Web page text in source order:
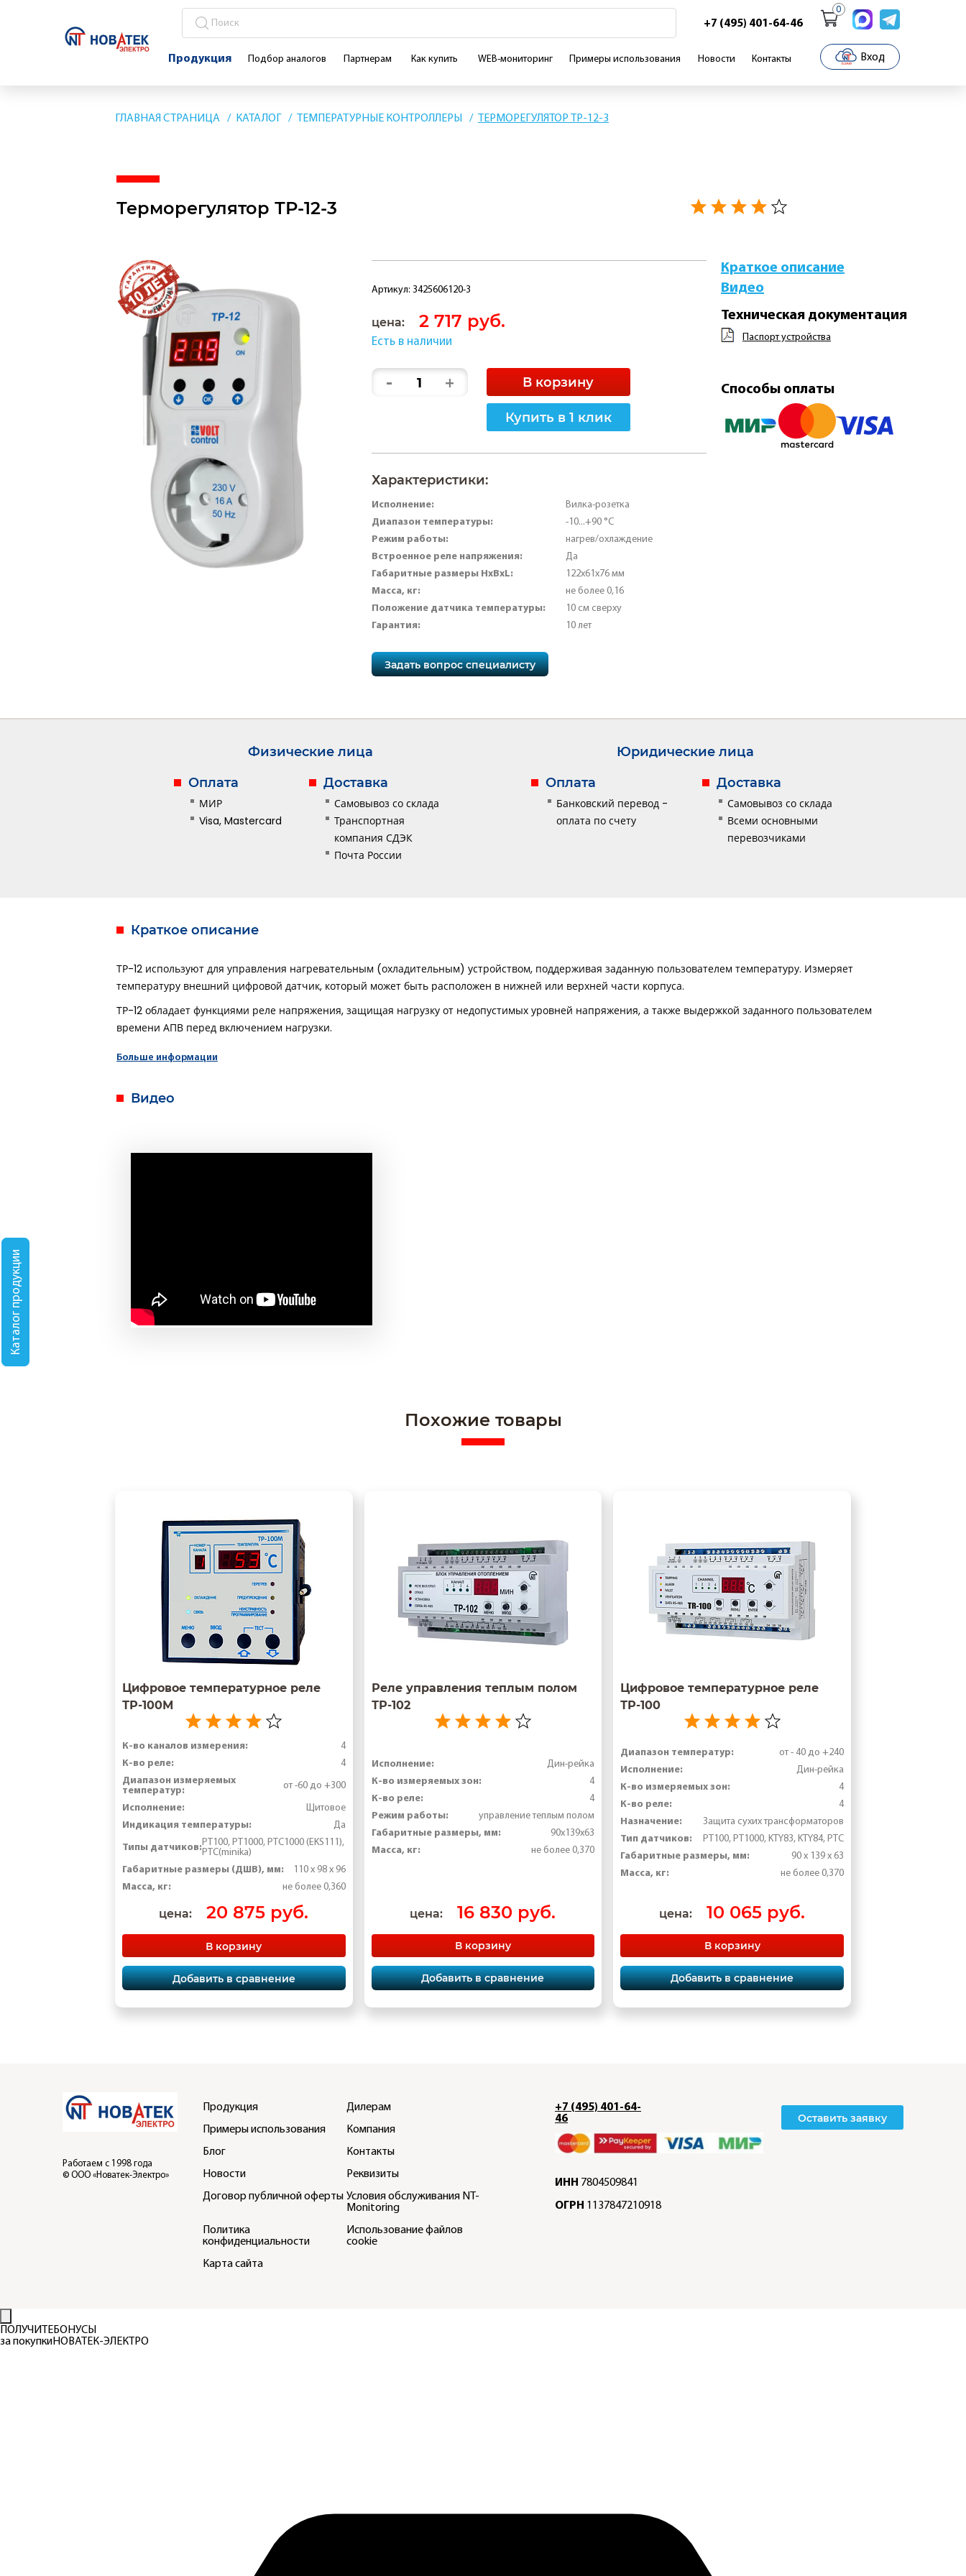
+7 (495) 401-64-46
Продукция Подбор аналогов Партнерам Как купить WEB-мониторинг Примеры использования Новости Контакты
0
Вход
ГЛАВНАЯ СТРАНИЦА КАТАЛОГ ТЕМПЕРАТУРНЫЕ КОНТРОЛЛЕРЫ ТЕРМОРЕГУЛЯТОР ТР-12-3
Каталог продукции
Терморегулятор ТР-12-3
Артикул: 3425606120-3
цена: 2 717 руб.
Есть в наличии
- + В корзину
Купить в 1 клик
Характеристики:
Исполнение: Вилка-розетка
Диапазон температуры: -10...+90 °С
Режим работы: нагрев/охлаждение
Встроенное реле напряжения: Да
Габаритные размеры НхВхL: 122x61x76 мм
Масса, кг: не более 0,16
Положение датчика температуры: 10 см сверху
Гарантия: 10 лет
Задать вопрос специалисту
Краткое описание
Видео
Техническая документация
Паспорт устройства
Способы оплаты
Физические лица
Оплата
МИР
Visa, Mastercard
Доставка
Самовывоз со склада
Транспортная
компания СДЭК
Почта России
Юридические лица
Оплата
Банковский перевод -
оплата по счету
Доставка
Самовывоз со склада
Всеми основными
перевозчиками
Краткое описание
ТР-12 используют для управления нагревательным (охладительным) устройством, поддерживая заданную пользователем температуру. Измеряет
температуру внешний цифровой датчик, который может быть расположен в нижней или верхней части корпуса.
ТР-12 обладает функциями реле напряжения, защищая нагрузку от недопустимых уровней напряжения, а также выдержкой заданного пользователем
времени АПВ перед включением нагрузки.
Больше информации
Видео
Похожие товары
Цифровое температурное реле
ТР-100М
К-во каналов измерения: 4
К-во реле: 4
Диапазон измеряемых
температур:
от -60 до +300
Исполнение: Щитовое
Индикация температуры: Да
Типы датчиков:РТ100, PT1000, PTC1000 (EKS111),
PTC(minika)
Габаритные размеры (ДШВ), мм: 110 x 98 x 96
Масса, кг: не более 0,360
цена: 20 875 руб.
В корзину
Добавить в сравнение
Реле управления теплым полом
ТР-102
Исполнение: Дин-рейка
К-во измеряемых зон: 4
К-во реле: 4
Режим работы: управление теплым полом
Габаритные размеры, мм: 90х139х63
Масса, кг: не более 0,370
цена: 16 830 руб.
В корзину
Добавить в сравнение
Цифровое температурное реле
ТР-100
Диапазон температур: от - 40 до +240
Исполнение: Дин-рейка
К-во измеряемых зон: 4
К-во реле: 4
Назначение: Защита сухих трансформаторов
Тип датчиков: РТ100, PT1000, KTY83, KTY84, PTC
Габаритные размеры, мм: 90 х 139 х 63
Масса, кг: не более 0,370
цена: 10 065 руб.
В корзину
Добавить в сравнение
Работаем с 1998 года
© ООО «Новатек-Электро»
Продукция
Дилерам
Примеры использования
Компания
Блог
Контакты
Новости
Реквизиты
Договор публичной оферты Условия обслуживания NT-
Monitoring
Политика
конфиденциальности
Использование файлов
cookie
Карта сайта
+7 (495) 401-64-
46
ИНН 7804509841
ОГРН 1137847210918
Оставить заявку
ПОЛУЧИТЕБОНУСЫ
за покупкиНОВАТЕК-ЭЛЕКТРО